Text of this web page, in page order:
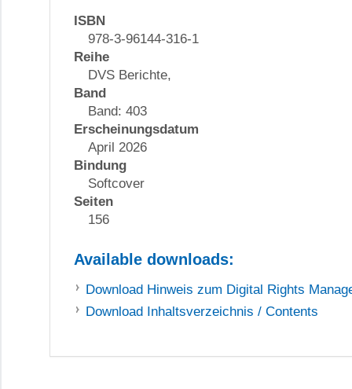
ISBN
978-3-96144-316-1
Reihe
DVS Berichte,
Band
Band: 403
Erscheinungsdatum
April 2026
Bindung
Softcover
Seiten
156
Available downloads:
Download Hinweis zum Digital Rights
Download Inhaltsverzeichnis / Contents